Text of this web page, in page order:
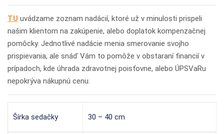
TU uvádzame zoznam nadácií, ktoré už v minulosti prispeli
našim klientom na zakúpenie, alebo doplatok kompenzačnej
pomôcky. Jednotlivé nadácie menia smerovanie svojho
prispievania, ale snáď Vám to pomôže v obstaraní financií v
prípadoch, kde úhrada zdravotnej poisťovne, alebo ÚPSVaRu
nepokrýva nákupnú cenu.
Šírka sedačky 30 – 40 cm